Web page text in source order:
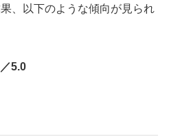
、以下のような傾向が見られ
5.0